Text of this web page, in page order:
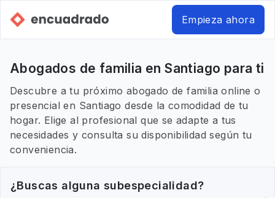
Empieza ahora
Abogados de familia en Santiago para ti
Descubre a tu próximo abogado de familia online o
presencial en Santiago desde la comodidad de tu
hogar. Elige al profesional que se adapte a tus
necesidades y consulta su disponibilidad según tu
conveniencia.
¿Buscas alguna subespecialidad?